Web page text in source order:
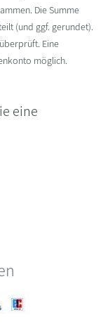
Die Summe
(und ggf. gerundet).
Eine
möglich.
eine